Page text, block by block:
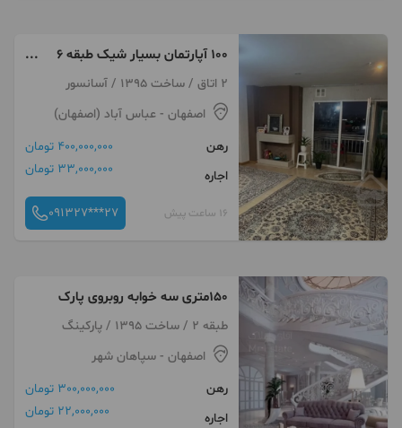
۱۰۰ آپارتمان بسیار شیک طبقه ۶
ویو صفه
2 اتاق / ساخت 1395 / آسانسور
اصفهان - عباس آباد (اصفهان)
رهن
400,000,000 تومان
اجاره
33,000,000 تومان
16 ساعت پیش 091327***27
۱۵۰متری سه خوابه روبروی پارک
طبقه 2 / ساخت 1395 / پارکینگ
اصفهان - سپاهان شهر
رهن
300,000,000 تومان
اجاره
22,000,000 تومان